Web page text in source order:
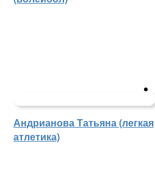
Андрианова Татьяна (легкая
атлетика)